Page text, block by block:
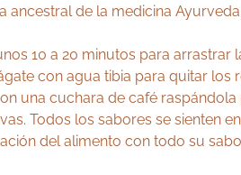
ancestral de la medicina
10 a 20 minutos para arrastrar
con agua tibia para quitar los
una cuchara de café
Todos los sabores se sienten
del alimento con todo su